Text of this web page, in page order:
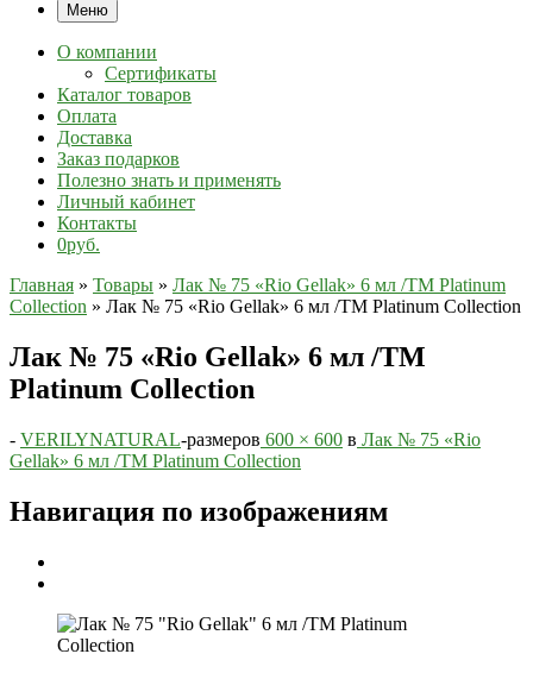
Меню
О компании
Сертификаты
Каталог товаров
Оплата
Доставка
Заказ подарков
Полезно знать и применять
Личный кабинет
Контакты
0руб.
Главная » Товары » Лак № 75 «Rio Gellak» 6 мл /ТМ Platinum
Collection » Лак № 75 «Rio Gellak» 6 мл /ТМ Platinum Collection
Лак № 75 «Rio Gellak» 6 мл /ТМ
Platinum Collection
- VERILYNATURAL-размеров 600 × 600 в Лак № 75 «Rio
Gellak» 6 мл /ТМ Platinum Collection
Навигация по изображениям